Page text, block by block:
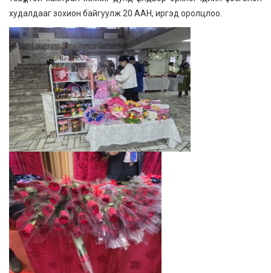
худалдааг зохион байгуулж 20 ААН, иргэд оролцлоо.